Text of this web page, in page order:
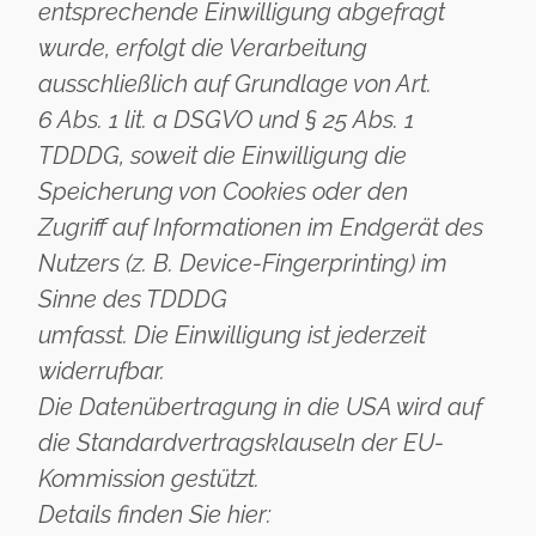
entsprechende Einwilligung abgefragt
wurde, erfolgt die Verarbeitung
ausschließlich auf Grundlage von Art.
6 Abs. 1 lit. a DSGVO und § 25 Abs. 1
TDDDG, soweit die Einwilligung die
Speicherung von Cookies oder den
Zugriff auf Informationen im Endgerät des
Nutzers (z. B. Device-Fingerprinting) im
Sinne des TDDDG
umfasst. Die Einwilligung ist jederzeit
widerrufbar.
Die Datenübertragung in die USA wird auf
die Standardvertragsklauseln der EU-
Kommission gestützt.
Details finden Sie hier: